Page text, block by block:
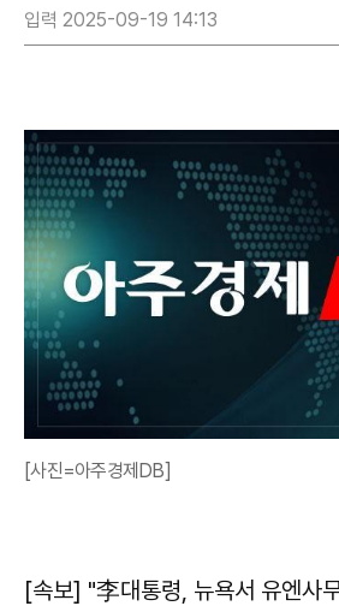
입력 2025-09-19 14:13
[사진=아주경제DB]
[속보] "李대통령, 뉴욕서 유엔사